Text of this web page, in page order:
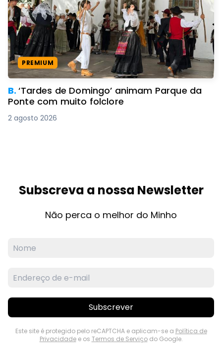
PREMIUM
B.‘Tardes de Domingo’ animam Parque da
Ponte com muito folclore
2 agosto 2026
Subscreva a nossa Newsletter
Não perca o melhor do Minho
Subscrever
Este site é protegido pelo reCAPTCHA e aplicam-se a Política de
Privacidadee os Termos de Serviçodo Google.